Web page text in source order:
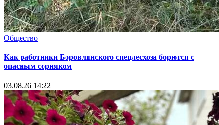
Общество
Как работники Боровлянского спецлесхоза борются с
опасным сорняком
03.08.26 14:22